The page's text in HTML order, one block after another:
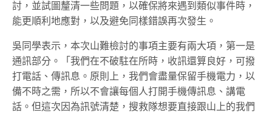
討，並試圖釐清一些問題，以確保將來遇到類似事件時，
能更順利地應對，以及避免同樣錯誤再次發生。
吳同學表示，本次山難檢討的事項主要有兩大項，第一是
通訊部分。「 我們在不破駐在所時，收訊還算良好，可撥
打電話、傳訊息。原則上，我們會盡量保留手機電力，以
備不時之需，所以不會讓每個人打開手機傳訊息、講電
話。但這次因為訊號清楚，搜救隊想要直接跟山上的我們